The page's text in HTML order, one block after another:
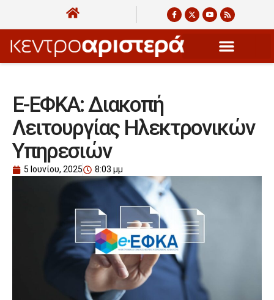
E-ΕΦΚΑ: Διακοπή
Λειτουργίας Ηλεκτρονικών
Υπηρεσιών
5 Ιουνίου, 2025 8:03 μμ